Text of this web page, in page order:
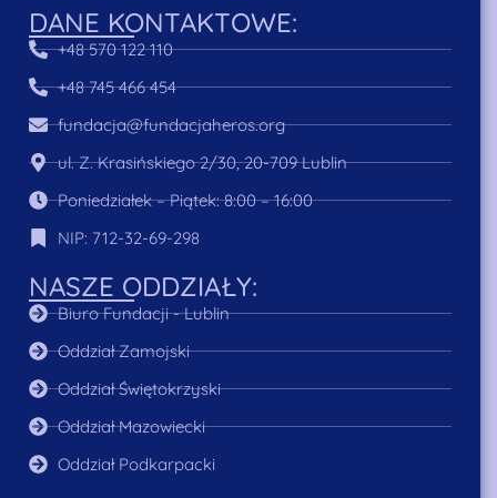
DANE KONTAKTOWE:
+48 570 122 110
+48 745 466 454
fundacja@fundacjaheros.org
ul. Z. Krasińskiego 2/30, 20-709 Lublin
Poniedziałek – Piątek: 8:00 – 16:00
NIP: 712-32-69-298
NASZE ODDZIAŁY:
Biuro Fundacji - Lublin
Oddział Zamojski
Oddział Świętokrzyski
Oddział Mazowiecki
Oddział Podkarpacki